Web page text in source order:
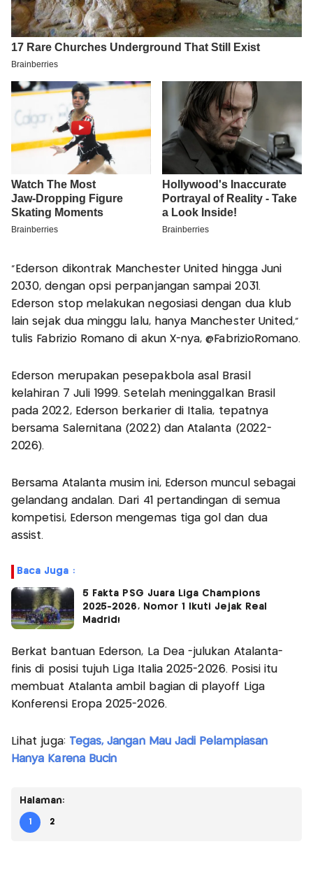
“Ederson dikontrak Manchester United hingga Juni
2030, dengan opsi perpanjangan sampai 2031.
Ederson stop melakukan negosiasi dengan dua klub
lain sejak dua minggu lalu, hanya Manchester United,”
tulis Fabrizio Romano di akun X-nya, @FabrizioRomano.
Ederson merupakan pesepakbola asal Brasil
kelahiran 7 Juli 1999. Setelah meninggalkan Brasil
pada 2022, Ederson berkarier di Italia, tepatnya
bersama Salernitana (2022) dan Atalanta (2022-
2026).
Bersama Atalanta musim ini, Ederson muncul sebagai
gelandang andalan. Dari 41 pertandingan di semua
kompetisi, Ederson mengemas tiga gol dan dua
assist.
Baca Juga :
5 Fakta PSG Juara Liga Champions
2025-2026, Nomor 1 Ikuti Jejak Real
Madrid!
Berkat bantuan Ederson, La Dea -julukan Atalanta-
finis di posisi tujuh Liga Italia 2025-2026. Posisi itu
membuat Atalanta ambil bagian di playoff Liga
Konferensi Eropa 2025-2026.
Lihat juga: Tegas, Jangan Mau Jadi Pelampiasan
Hanya Karena Bucin
Halaman:
1 2